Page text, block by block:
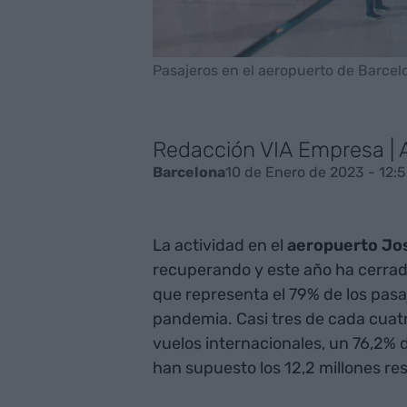
Pasajeros en el aeropuerto de
Redacción VIA Empresa |
Barcelona10 de Enero de 2023 -
La actividad en el aeropuerto
recuperando y este año ha
que representa el 79% de los
pandemia. Casi tres de cada
vuelos internacionales, un 76,2%
han supuesto los 12,2 millones